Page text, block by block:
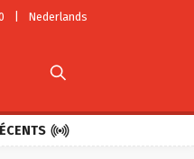
Nederlands

